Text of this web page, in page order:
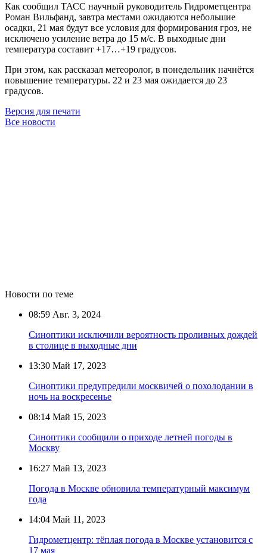
Как сообщил ТАСС научный руководитель Гидрометцентра
Роман Вильфанд, завтра местами ожидаются небольшие
осадки, 21 мая будут все условия для формирования гроз, не
исключено усиление ветра до 15 м/с. В выходные дни
температура составит +17…+19 градусов.
При этом, как рассказал метеоролог, в понедельник начнётся
повышение температуры. 22 и 23 мая ожидается до 23
градусов.
Версия для печати
Все новости
Новости по теме
08:59 Авг. 3, 2024
Синоптики исключили вероятность проливных дождей
в столице в выходные дни
13:30 Май 17, 2023
Синоптики предупредили москвичей о похолодании в
ночь на воскресенье
08:14 Май 15, 2023
Синоптики сообщили о приходе летней погоды в
Москву
16:27 Май 13, 2023
Погода в Москве обновила температурный максимум
года
14:04 Май 11, 2023
Гидрометцентр: тёплая погода в Москве установится с
17 мая